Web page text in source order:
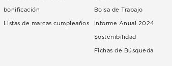
bonificación
Listas de marcas cumpleaños
Bolsa de Trabajo
Informe Anual 2024
Sostenibilidad
Fichas de Búsqueda